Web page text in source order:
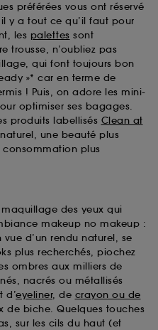
préférées vous ont réservé
il y a tout ce qu’il faut pour
les palettes sont
trousse, n’oubliez pas
qui font toujours bon
»* car en terme de
! Puis, on adore les mini-
optimiser ses bagages.
produits labellisés Clean at
une beauté plus
consommation plus
des yeux qui
makeup no makeup :
vue d’un rendu naturel, se
plus recherchés, piochez
ombres aux milliers de
nacrés ou métallisés
d’eyeliner, de crayon ou de
de biche. Quelques touches
sur les cils du haut (et